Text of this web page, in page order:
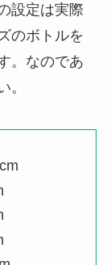
設定は実際
のボトルを
。なのであ
。